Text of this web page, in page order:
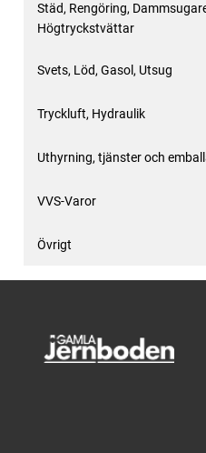
Städ, Rengöring,
Högtryckstvättar
Svets, Löd, Gasol, Utsug
Tryckluft, Hydraulik
Uthyrning, tjänster och
VVS-Varor
Övrigt